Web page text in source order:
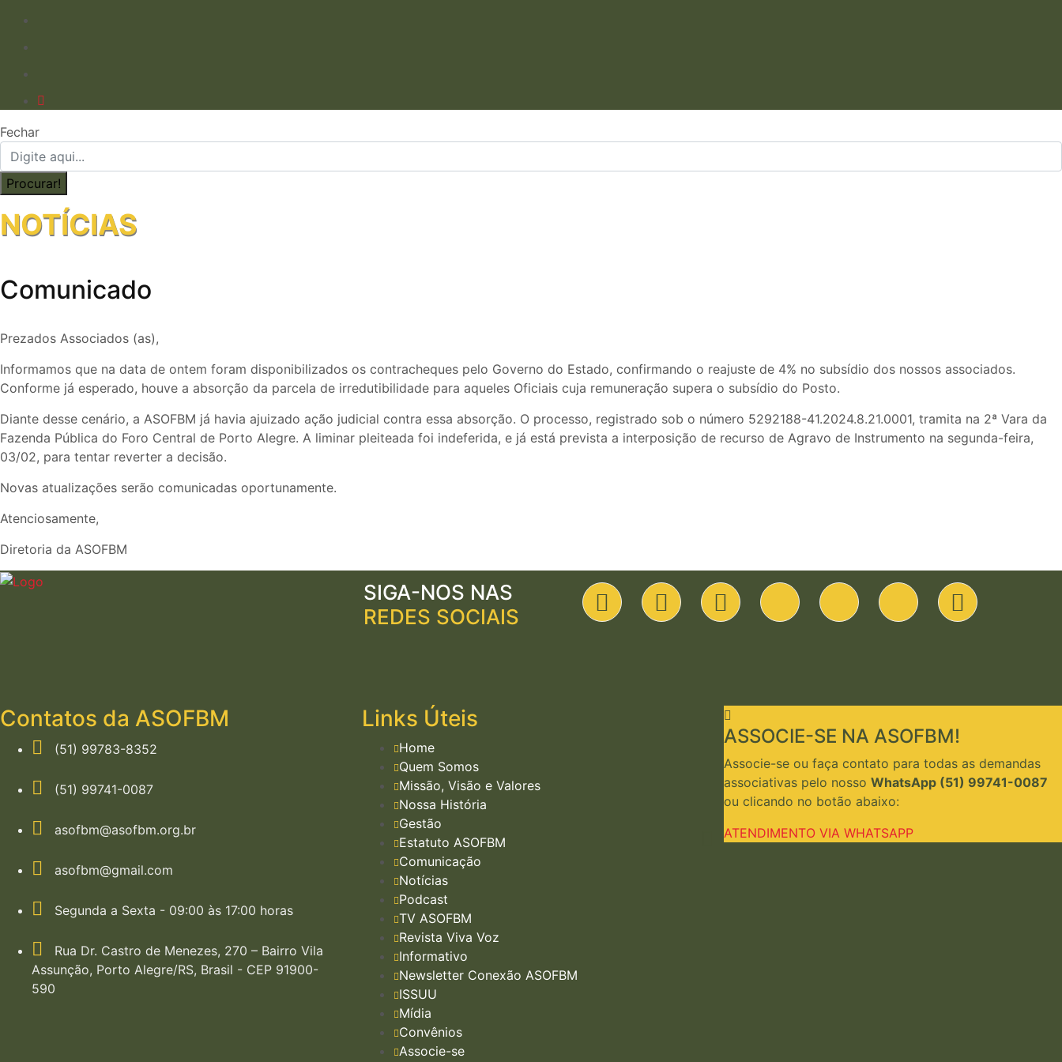
Fechar
NOTÍCIAS
Comunicado
Prezados Associados (as),
Informamos que na data de ontem foram disponibilizados os contracheques pelo Governo do Estado, confirmando o reajuste de 4% no subsídio dos nossos associados.
Conforme já esperado, houve a absorção da parcela de irredutibilidade para aqueles Oficiais cuja remuneração supera o subsídio do Posto.
Diante desse cenário, a ASOFBM já havia ajuizado ação judicial contra essa absorção. O processo, registrado sob o número 5292188-41.2024.8.21.0001, tramita na 2ª Vara da
Fazenda Pública do Foro Central de Porto Alegre. A liminar pleiteada foi indeferida, e já está prevista a interposição de recurso de Agravo de Instrumento na segunda-feira,
03/02, para tentar reverter a decisão.
Novas atualizações serão comunicadas oportunamente.
Atenciosamente,
Diretoria da ASOFBM
SIGA-NOS NAS
REDES SOCIAIS
Contatos da ASOFBM
(51) 99783-8352
(51) 99741-0087
asofbm@asofbm.org.br
asofbm@gmail.com
Segunda a Sexta - 09:00 às 17:00 horas
Rua Dr. Castro de Menezes, 270 – Bairro Vila
Assunção, Porto Alegre/RS, Brasil - CEP 91900-
590
Links Úteis
Home
Quem Somos
Missão, Visão e Valores
Nossa História
Gestão
Estatuto ASOFBM
Comunicação
Notícias
Podcast
TV ASOFBM
Revista Viva Voz
Informativo
Newsletter Conexão ASOFBM
ISSUU
Mídia
Convênios
Associe-se
ASSOCIE-SE NA ASOFBM!
Associe-se ou faça contato para todas as demandas
associativas pelo nosso WhatsApp (51) 99741-0087
ou clicando no botão abaixo:
ATENDIMENTO VIA WHATSAPP